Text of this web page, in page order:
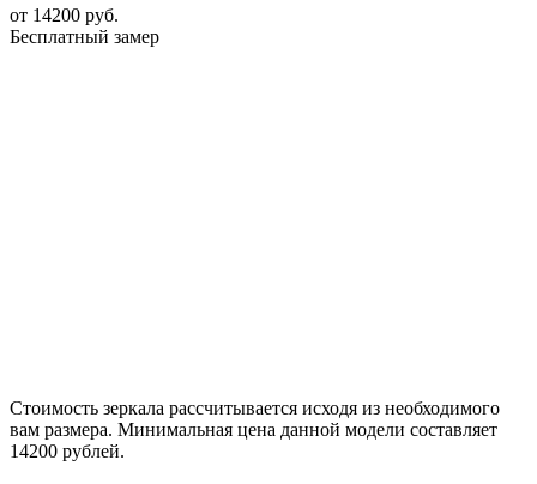
от 14200 руб.
Бесплатный замер
Стоимость зеркала рассчитывается исходя из необходимого
вам размера. Минимальная цена данной модели составляет
14200 рублей.